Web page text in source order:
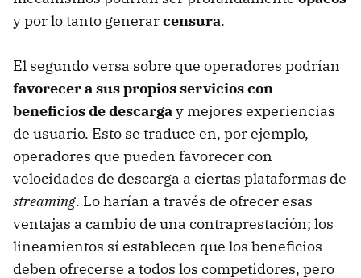
y por lo tanto generarcensura.
El segundo versa sobre que operadores podrían
favorecer a sus propios servicios con
beneficios de descargay mejores experiencias
de usuario. Esto se traduce en, por ejemplo,
operadores que pueden favorecer con
velocidades de descarga a ciertas plataformas de
streaming. Lo harían a través de ofrecer esas
ventajas a cambio de una contraprestación; los
lineamientos sí establecen que los beneficios
deben ofrecerse a todos los competidores, pero